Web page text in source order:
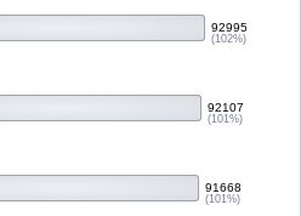
92995
(102%)
92107
(101%)
91668
(101%)